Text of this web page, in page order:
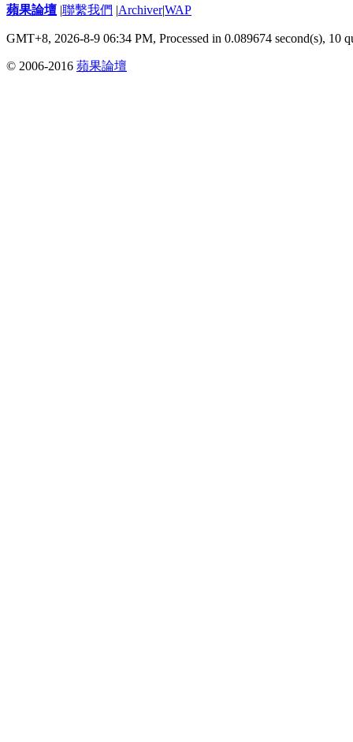
蘋果論壇 |聯繫我們 |Archiver|WAP
GMT+8, 2026-8-9 06:34 PM, Processed in 0.089674 second(s), 10
© 2006-2016 蘋果論壇